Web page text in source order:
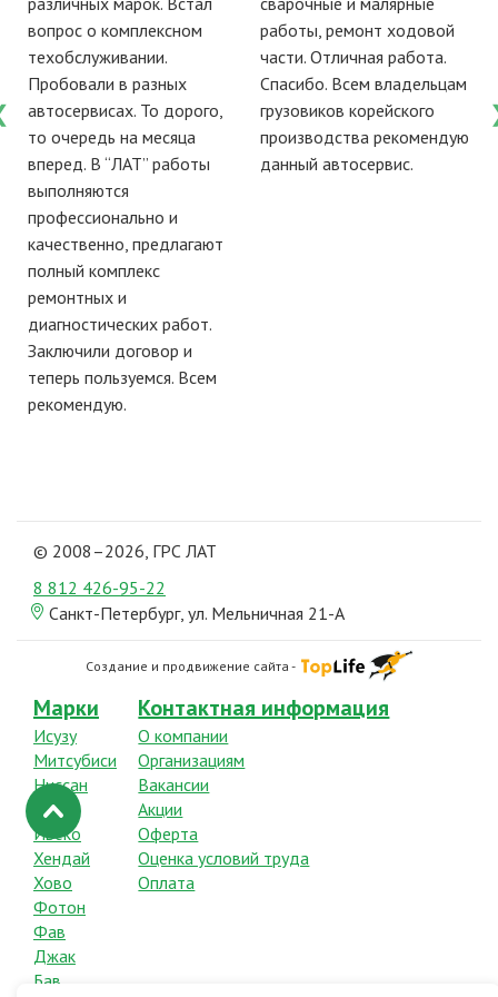
вопрос о комплексном
техобслуживании.
Пробовали в разных
автосервисах. То дорого,
то очередь на месяца
вперед. В “ЛАТ” работы
выполняются
профессионально и
качественно, предлагают
полный комплекс
ремонтных и
диагностических работ.
Заключили договор и
теперь пользуемся. Всем
рекомендую.
работы, ремонт ходовой
части. Отличная работа.
Спасибо. Всем владельцам
грузовиков корейского
производства рекомендую
данный автосервис.
Марки
Исузу
Митсубиси
Ниссан
Хино
Ивеко
Хендай
Хово
Фотон
Фав
Джак
Бав
Контактная информация
О компании
Организациям
Вакансии
Акции
Оферта
Оценка условий труда
Оплата
© 2008–2026, ГРС ЛАТ
8 812 426-95-22
Санкт-Петербург, ул. Мельничная 21-А
Создание и продвижение сайта -